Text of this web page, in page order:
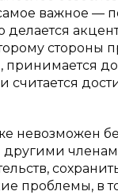
важное —
стороны
невозможен
проблемы, в